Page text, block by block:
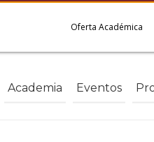
Oferta Académica
Academia Eventos